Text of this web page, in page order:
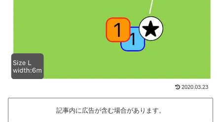
2020.03.23
記事内に広告が含む場合があります。